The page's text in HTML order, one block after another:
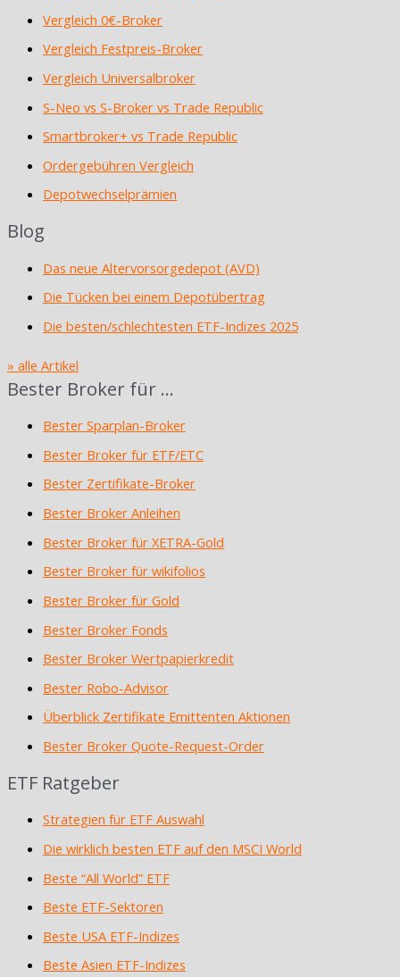
Vergleich 0€-Broker
Vergleich Festpreis-Broker
Vergleich Universalbroker
S-Neo vs S-Broker vs Trade Republic
Smartbroker+ vs Trade Republic
Ordergebühren Vergleich
Depotwechselprämien
Blog
Das neue Altervorsorgedepot (AVD)
Die Tücken bei einem Depotübertrag
Die besten/schlechtesten ETF-Indizes 2025
» alle Artikel
Bester Broker für …
Bester Sparplan-Broker
Bester Broker für ETF/ETC
Bester Zertifikate-Broker
Bester Broker Anleihen
Bester Broker für XETRA-Gold
Bester Broker für wikifolios
Bester Broker für Gold
Bester Broker Fonds
Bester Broker Wertpapierkredit
Bester Robo-Advisor
Überblick Zertifikate Emittenten Aktionen
Bester Broker Quote-Request-Order
ETF Ratgeber
Strategien für ETF Auswahl
Die wirklich besten ETF auf den MSCI World
Beste “All World” ETF
Beste ETF-Sektoren
Beste USA ETF-Indizes
Beste Asien ETF-Indizes